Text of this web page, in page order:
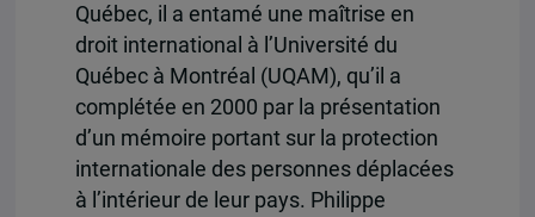
Québec, il a entamé une maîtrise en
droit international à l’Université du
Québec à Montréal (UQAM), qu’il a
complétée en 2000 par la présentation
d’un mémoire portant sur la protection
internationale des personnes déplacées
à l’intérieur de leur pays. Philippe